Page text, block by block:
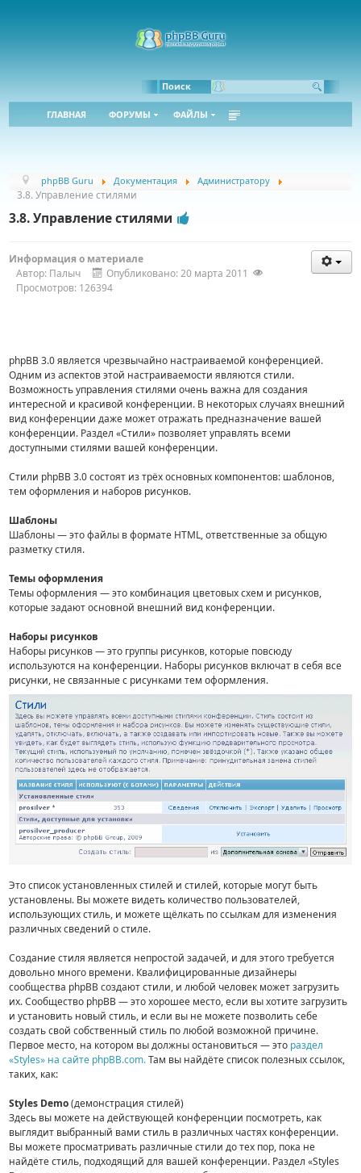
Поиск
ГЛАВНАЯ ФОРУМЫ ФАЙЛЫ
phpBB Guru Документация Администратору
3.8. Управление стилями
3.8. Управление стилями
Информация о материале
Автор: Палыч
Опубликовано: 20 марта 2011
Просмотров: 126394
phpBB 3.0 является чрезвычайно настраиваемой конференцией.
Одним из аспектов этой настраиваемости являются стили.
Возможность управления стилями очень важна для создания
интересной и красивой конференции. В некоторых случаях внешний
вид конференции даже может отражать предназначение вашей
конференции. Раздел «Стили» позволяет управлять всеми
доступными стилями вашей конференции.
Стили phpBB 3.0 состоят из трёх основных компонентов: шаблонов,
тем оформления и наборов рисунков.
Шаблоны
Шаблоны — это файлы в формате HTML, ответственные за общую
разметку стиля.
Темы оформления
Темы оформления — это комбинация цветовых схем и рисунков,
которые задают основной внешний вид конференции.
Наборы рисунков
Наборы рисунков — это группы рисунков, которые повсюду
используются на конференции. Наборы рисунков включат в себя все
рисунки, не связанные с рисунками тем оформления.
Это список установленных стилей и стилей, которые могут быть
установлены. Вы можете видеть количество пользователей,
использующих стиль, и можете щёлкать по ссылкам для изменения
различных сведений о стиле.
Создание стиля является непростой задачей, и для этого требуется
довольно много времени. Квалифицированные дизайнеры
сообщества phpBB создают стили, и любой человек может загрузить
их. Сообщество phpBB — это хорошее место, если вы хотите загрузить
и установить новый стиль, и если вы не можете позволить себе
создать свой собственный стиль по любой возможной причине.
Первое место, на котором вы должны остановиться — это раздел
«Styles» на сайте phpBB.com.Там вы найдёте список полезных ссылок,
таких, как:
Styles Demo(демонстрация стилей)
Здесь вы можете на действующей конференции посмотреть, как
выглядит выбранный вами стиль в различных частях конференции.
Вы можете просматривать различные стили до тех пор, пока не
найдёте стиль, подходящий для вашей конференции. Раздел «Styles